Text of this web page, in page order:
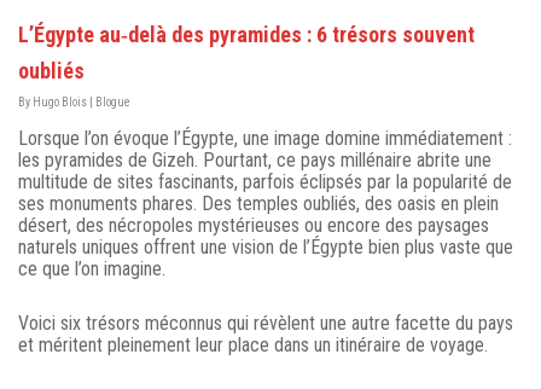
L’Égypte au‑delà des pyramides : 6 trésors souvent
oubliés
By Hugo Blois Blogue
Lorsque l’on évoque l’Égypte, une image domine immédiatement :
les pyramides de Gizeh. Pourtant, ce pays millénaire abrite une
multitude de sites fascinants, parfois éclipsés par la popularité de
ses monuments phares. Des temples oubliés, des oasis en plein
désert, des nécropoles mystérieuses ou encore des paysages
naturels uniques offrent une vision de l’Égypte bien plus vaste que
ce que l’on imagine.
Voici six trésors méconnus qui révèlent une autre facette du pays
et méritent pleinement leur place dans un itinéraire de voyage.